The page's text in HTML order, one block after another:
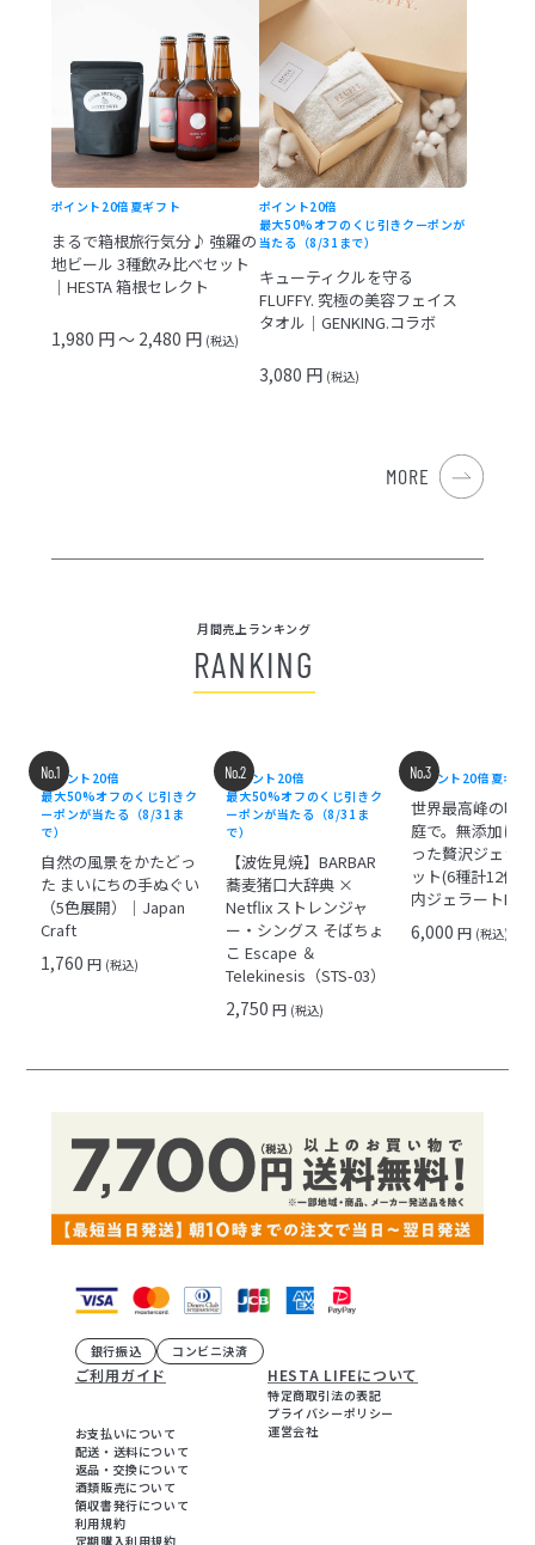
ポイント20倍 夏ギフト
まるで箱根旅行気分♪ 強羅の
地ビール 3種飲み比べセット
｜HESTA 箱根セレクト
1,980 円 ～ 2,480 円 (税込)
ポイント20倍
最大50%オフのくじ引きクーポンが
当たる（8/31まで）
キューティクルを守る
FLUFFY. 究極の美容フェイス
タオル｜GENKING.コラボ
3,080 円 (税込)
MORE
月間売上ランキング
RANKING
No.1
ポイント20倍
最大50%オフのくじ引きク
ーポンが当たる（8/31ま
で）
自然の風景をかたどっ
た まいにちの手ぬぐい
（5色展開）｜Japan
Craft
1,760円 (税込)
No.2
ポイント20倍
最大50%オフのくじ引きク
ーポンが当たる（8/31ま
で）
【波佐見焼】BARBAR
蕎麦猪口大辞典 ×
Netflix ストレンジャ
ー・シングス そばちょ
こ Escape ＆
Telekinesis（STS-03）
2,750円 (税込)
No.3
ポイント20倍 夏ギフ
世界最高峰の味
庭で。無添加に
った贅沢ジェラ
ット(6種計12個)
内ジェラート
6,000円 (税込)
銀行振込 コンビニ決済
ご利用ガイド
お支払いについて
配送・送料について
返品・交換について
酒類販売について
領収書発行について
利用規約
定期購入利用規約
HESTA LIFEについて
特定商取引法の表記
プライバシーポリシー
運営会社